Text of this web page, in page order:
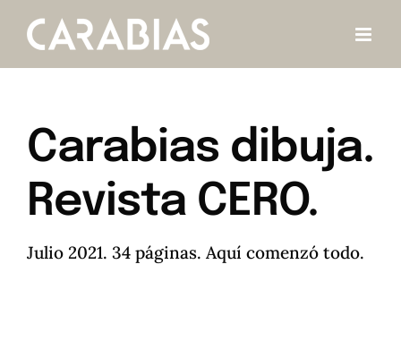
contenido
Carabias dibuja.
Revista CERO.
Julio 2021. 34 páginas. Aquí comenzó todo.